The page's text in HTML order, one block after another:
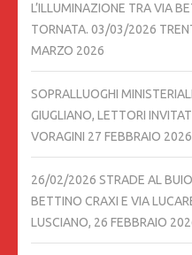
L’ILLUMINAZIONE TRA VIA
TORNATA. 03/03/2026
MARZO 2026
SOPRALLUOGHI
GIUGLIANO, LETTORI
VORAGINI 27 FEBBRAIO 2026
26/02/2026 STRADE AL
BETTINO CRAXI E VIA
LUSCIANO, 26 FEBBRAIO